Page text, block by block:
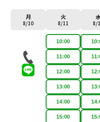
月
8/10
火
8/11
10:00
11:00
12:00
13:00
14:00
15:00
8/